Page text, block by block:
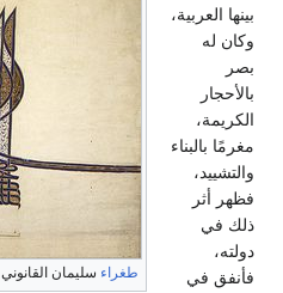
طغراء سليمان القانوني
بينها العربية،
وكان له
بصر
بالأحجار
الكريمة،
مغرمًا بالبناء
والتشييد،
فظهر أثر
ذلك في
دولته،
فأنفق في